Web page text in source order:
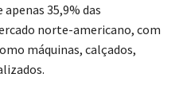
35,9% das
norte-americano, com
máquinas, calçados,